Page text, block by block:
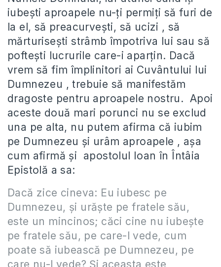
iubeşti aproapele nu-ţi permiţi să furi de
la el, să preacurveşti, să ucizi , să
mărturiseşti strâmb împotriva lui sau să
pofteşti lucrurile care-i aparţin. Dacă
vrem să fim împlinitori ai Cuvântului lui
Dumnezeu , trebuie să manifestăm
dragoste pentru aproapele nostru. Apoi
aceste două mari porunci nu se exclud
una pe alta, nu putem afirma că iubim
pe Dumnezeu şi urâm aproapele , aşa
cum afirmă şi apostolul Ioan în Întâia
Epistolă a sa:
Dacă zice cineva: Eu iubesc pe
Dumnezeu, şi urăşte pe fratele său,
este un mincinos; căci cine nu iubeşte
pe fratele său, pe care-l vede, cum
poate să iubească pe Dumnezeu, pe
care nu-l vede? Şi aceasta este